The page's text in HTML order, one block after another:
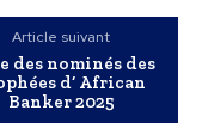
Article suivant
des nominés des
d’ African
Banker 2025